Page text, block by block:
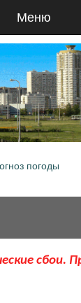
Меню
погоды
сбои.